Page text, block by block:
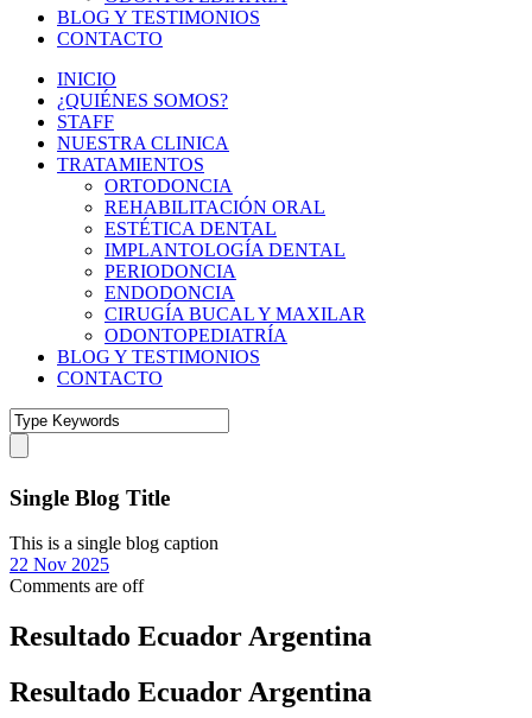
BLOG Y TESTIMONIOS
CONTACTO
INICIO
¿QUIÉNES SOMOS?
STAFF
NUESTRA CLINICA
TRATAMIENTOS
ORTODONCIA
REHABILITACIÓN ORAL
ESTÉTICA DENTAL
IMPLANTOLOGÍA DENTAL
PERIODONCIA
ENDODONCIA
CIRUGÍA BUCAL Y MAXILAR
ODONTOPEDIATRÍA
BLOG Y TESTIMONIOS
CONTACTO
Single Blog Title
This is a single blog caption
22 Nov 2025
Comments are off
Resultado Ecuador Argentina
Resultado Ecuador Argentina